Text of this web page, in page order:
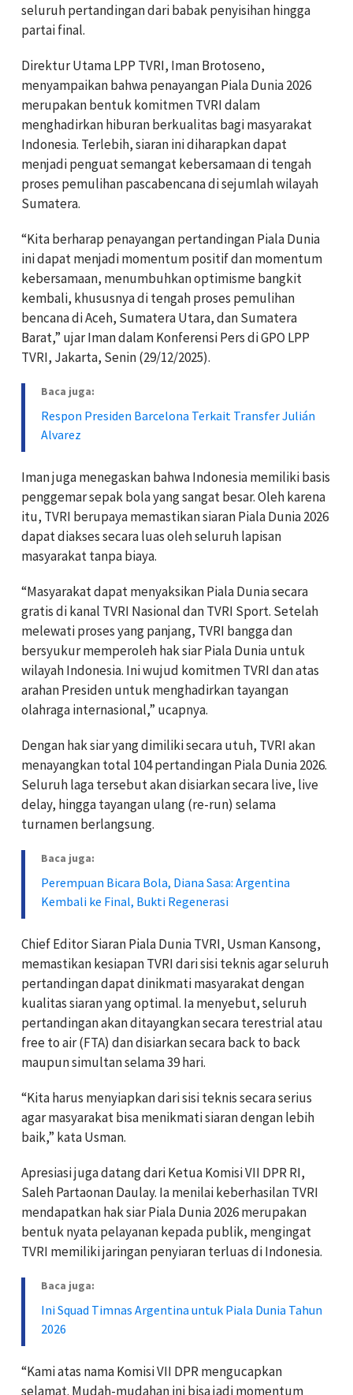
seluruh pertandingan dari babak penyisihan hingga
partai final.
Direktur Utama LPP TVRI, Iman Brotoseno,
menyampaikan bahwa penayangan Piala Dunia 2026
merupakan bentuk komitmen TVRI dalam
menghadirkan hiburan berkualitas bagi masyarakat
Indonesia. Terlebih, siaran ini diharapkan dapat
menjadi penguat semangat kebersamaan di tengah
proses pemulihan pascabencana di sejumlah wilayah
Sumatera.
“Kita berharap penayangan pertandingan Piala Dunia
ini dapat menjadi momentum positif dan momentum
kebersamaan, menumbuhkan optimisme bangkit
kembali, khususnya di tengah proses pemulihan
bencana di Aceh, Sumatera Utara, dan Sumatera
Barat,” ujar Iman dalam Konferensi Pers di GPO LPP
TVRI, Jakarta, Senin (29/12/2025).
Baca juga:
Respon Presiden Barcelona Terkait Transfer Julián
Alvarez
Iman juga menegaskan bahwa Indonesia memiliki basis
penggemar sepak bola yang sangat besar. Oleh karena
itu, TVRI berupaya memastikan siaran Piala Dunia 2026
dapat diakses secara luas oleh seluruh lapisan
masyarakat tanpa biaya.
“Masyarakat dapat menyaksikan Piala Dunia secara
gratis di kanal TVRI Nasional dan TVRI Sport. Setelah
melewati proses yang panjang, TVRI bangga dan
bersyukur memperoleh hak siar Piala Dunia untuk
wilayah Indonesia. Ini wujud komitmen TVRI dan atas
arahan Presiden untuk menghadirkan tayangan
olahraga internasional,” ucapnya.
Dengan hak siar yang dimiliki secara utuh, TVRI akan
menayangkan total 104 pertandingan Piala Dunia 2026.
Seluruh laga tersebut akan disiarkan secara live, live
delay, hingga tayangan ulang (re-run) selama
turnamen berlangsung.
Baca juga:
Perempuan Bicara Bola, Diana Sasa: Argentina
Kembali ke Final, Bukti Regenerasi
Chief Editor Siaran Piala Dunia TVRI, Usman Kansong,
memastikan kesiapan TVRI dari sisi teknis agar seluruh
pertandingan dapat dinikmati masyarakat dengan
kualitas siaran yang optimal. Ia menyebut, seluruh
pertandingan akan ditayangkan secara terestrial atau
free to air (FTA) dan disiarkan secara back to back
maupun simultan selama 39 hari.
“Kita harus menyiapkan dari sisi teknis secara serius
agar masyarakat bisa menikmati siaran dengan lebih
baik,” kata Usman.
Apresiasi juga datang dari Ketua Komisi VII DPR RI,
Saleh Partaonan Daulay. Ia menilai keberhasilan TVRI
mendapatkan hak siar Piala Dunia 2026 merupakan
bentuk nyata pelayanan kepada publik, mengingat
TVRI memiliki jaringan penyiaran terluas di Indonesia.
Baca juga:
Ini Squad Timnas Argentina untuk Piala Dunia Tahun
2026
“Kami atas nama Komisi VII DPR mengucapkan
selamat. Mudah-mudahan ini bisa jadi momentum